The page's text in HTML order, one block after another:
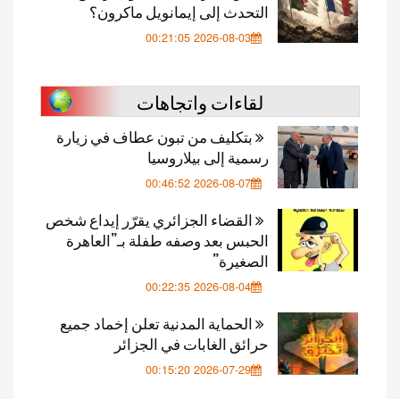
التحدث إلى إيمانويل ماكرون؟
2026-08-03 00:21:05
لقاءات واتجاهات
بتكليف من تبون عطاف في زيارة
رسمية إلى بيلاروسيا
2026-08-07 00:46:52
القضاء الجزائري يقرّر إيداع شخص
الحبس بعد وصفه طفلة بـ”العاهرة
الصغيرة”
2026-08-04 00:22:35
الحماية المدنية تعلن إخماد جميع
حرائق الغابات في الجزائر
2026-07-29 00:15:20